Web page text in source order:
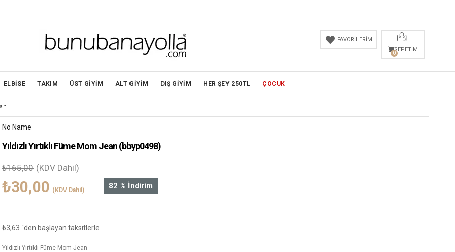
SEPETIM
0
FAVORİLERİM
ELBİSE TAKIM ÜST GİYİM ALT GİYİM DIŞ GİYİM HER ŞEY 250TL ÇOCUK
No Name
Yıldızlı Yırtıklı Füme Mom Jean(bbyp0498)
%
82 İndirim
₺165,00 (KDV Dahil)
₺30,00 (KDV Dahil)
₺3,63 'den başlayan taksitlerle
Yıldızlı Yırtıklı Füme Mom Jean